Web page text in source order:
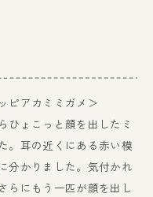
ピアカミミガメ＞
ひょこっと顔を出したミ
。耳の近くにある赤い模
分かりました。気付かれ
らにもう一匹が顔を出し